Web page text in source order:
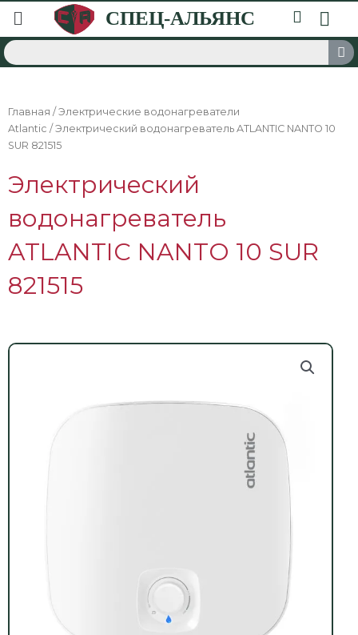
Главная / Электрические водонагреватели
Atlantic / Электрический водонагреватель ATLANTIC NANTO 10
SUR 821515
Электрический
водонагреватель
ATLANTIC NANTO 10 SUR
821515